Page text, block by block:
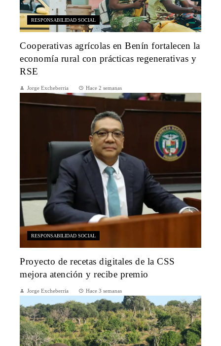
RESPONSABILIDAD SOCIAL
Cooperativas agrícolas en Benín fortalecen la
economía rural con prácticas regenerativas y
RSE
Jorge Excheberria Hace 2 semanas
RESPONSABILIDAD SOCIAL
Proyecto de recetas digitales de la CSS
mejora atención y recibe premio
Jorge Excheberria Hace 3 semanas